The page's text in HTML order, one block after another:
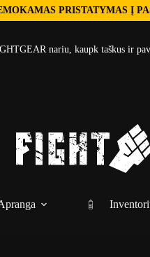
PRISTATYMAS Į
nariu, kaupk taškus ir